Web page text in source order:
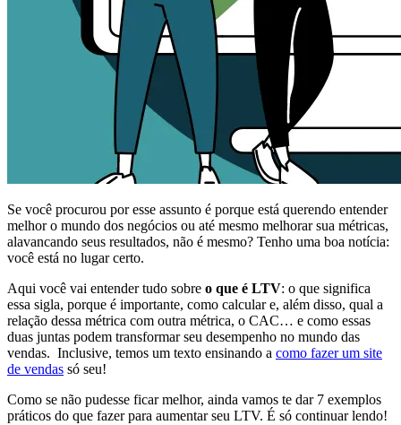
Se você procurou por esse assunto é porque está querendo entender
melhor o mundo dos negócios ou até mesmo melhorar sua métricas,
alavancando seus resultados, não é mesmo? Tenho uma boa notícia:
você está no lugar certo.
Aqui você vai entender tudo sobre o que é LTV: o que significa
essa sigla, porque é importante, como calcular e, além disso, qual a
relação dessa métrica com outra métrica, o CAC… e como essas
duas juntas podem transformar seu desempenho no mundo das
vendas. Inclusive, temos um texto ensinando a como fazer um site
de vendas só seu!
Como se não pudesse ficar melhor, ainda vamos te dar 7 exemplos
práticos do que fazer para aumentar seu LTV. É só continuar lendo!